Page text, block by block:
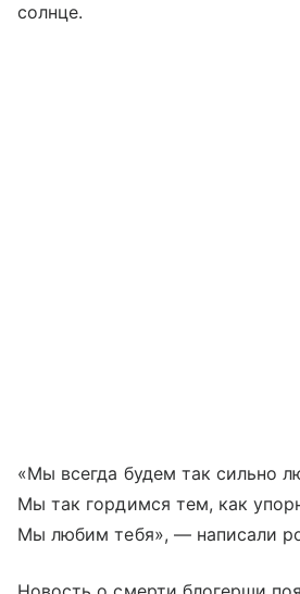
солнце.
«Мы всегда будем так сильно
Мы так гордимся тем, как
Мы любим тебя», — написали